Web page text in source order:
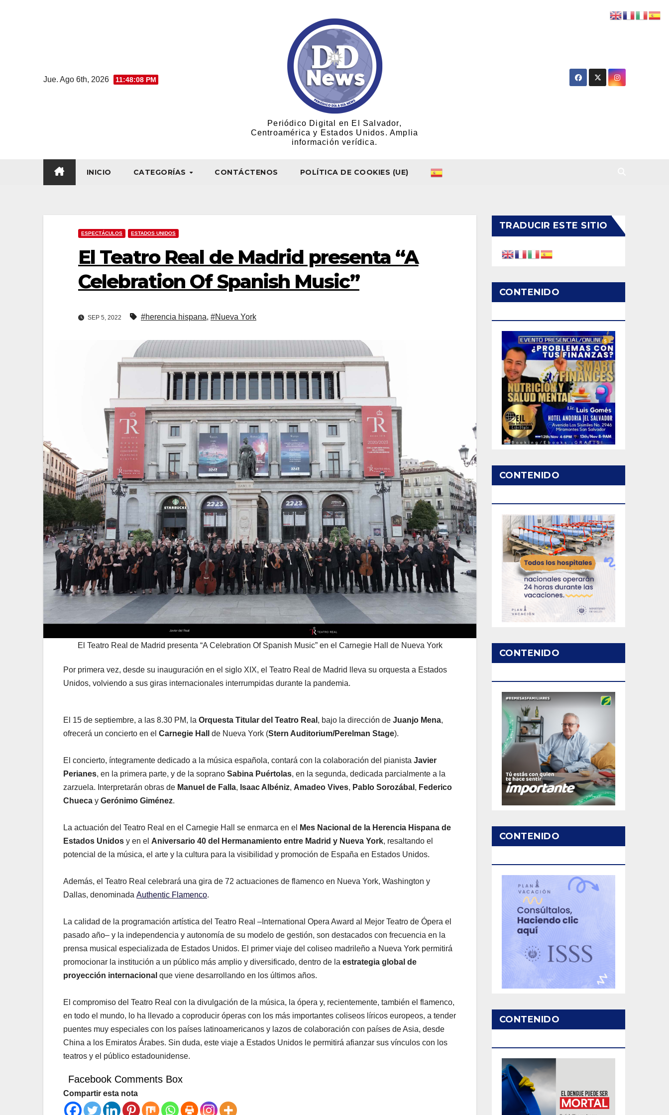
Jue. Ago 6th, 2026 11:48:09 PM
Periódico Digital en El Salvador,
Centroamérica y Estados Unidos. Amplia
información verídica.
INICIO CATEGORÍAS CONTÁCTENOS POLÍTICA DE COOKIES (UE)
ESPECTÁCULOS ESTADOS UNIDOS
El Teatro Real de Madrid presenta “A
Celebration Of Spanish Music”
SEP 5, 2022 #herencia hispana, #Nueva York
El Teatro Real de Madrid presenta “A Celebration Of Spanish Music” en el Carnegie Hall de Nueva York
Por primera vez, desde su inauguración en el siglo XIX, el Teatro Real de Madrid lleva su orquesta a Estados
Unidos, volviendo a sus giras internacionales interrumpidas durante la pandemia.
El 15 de septiembre, a las 8.30 PM, la Orquesta Titular del Teatro Real , bajo la dirección de Juanjo Mena,
ofrecerá un concierto en el Carnegie Hall de Nueva York (Stern Auditorium/Perelman Stage).
El concierto, íntegramente dedicado a la música española, contará con la colaboración del pianista Javier
Perianes, en la primera parte, y de la soprano Sabina Puértolas, en la segunda, dedicada parcialmente a la
zarzuela. Interpretarán obras de Manuel de Falla, Isaac Albéniz, Amadeo Vives, Pablo Sorozábal , Federico
Chueca y Gerónimo Giménez.
La actuación del Teatro Real en el Carnegie Hall se enmarca en el
Mes Nacional de la Herencia Hispana de
Estados Unidos y en el Aniversario 40 del Hermanamiento entre Madrid y Nueva York, resaltando el
potencial de la música, el arte y la cultura para la visibilidad y promoción de España en Estados Unidos.
Además, el Teatro Real celebrará una gira de 72 actuaciones de flamenco en Nueva York, Washington y
Dallas, denominada Authentic Flamenco.
La calidad de la programación artística del Teatro Real –International Opera Award al Mejor Teatro de Ópera el
pasado año– y la independencia y autonomía de su modelo de gestión, son destacados con frecuencia en la
prensa musical especializada de Estados Unidos. El primer viaje del coliseo madrileño a Nueva York permitirá
promocionar la institución a un público más amplio y diversificado, dentro de la estrategia global de
proyección internacional que viene desarrollando en los últimos años.
El compromiso del Teatro Real con la divulgación de la música, la ópera y, recientemente, también el flamenco,
en todo el mundo, lo ha llevado a coproducir óperas con los más importantes coliseos líricos europeos, a tender
puentes muy especiales con los países latinoamericanos y lazos de colaboración con países de Asia, desde
China a los Emiratos Árabes. Sin duda, este viaje a Estados Unidos le permitirá afianzar sus vínculos con los
teatros y el público estadounidense.
Facebook Comments Box
Compartir esta nota
TRADUCIR ESTE SITIO
CONTENIDO
CONTENIDO
CONTENIDO
CONTENIDO
CONTENIDO